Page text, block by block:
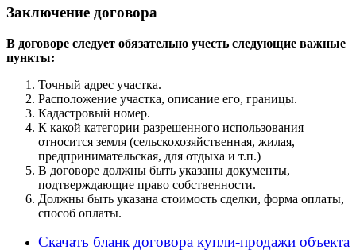
Заключение договора
В договоре следует обязательно учесть следующие важные
пункты:
Точный адрес участка.
Расположение участка, описание его, границы.
Кадастровый номер.
К какой категории разрешенного использования
относится земля (сельскохозяйственная, жилая,
предпринимательская, для отдыха и т.п.)
В договоре должны быть указаны документы,
подтверждающие право собственности.
Должны быть указана стоимость сделки, форма оплаты,
способ оплаты.
Скачать бланк договора купли-продажи объекта